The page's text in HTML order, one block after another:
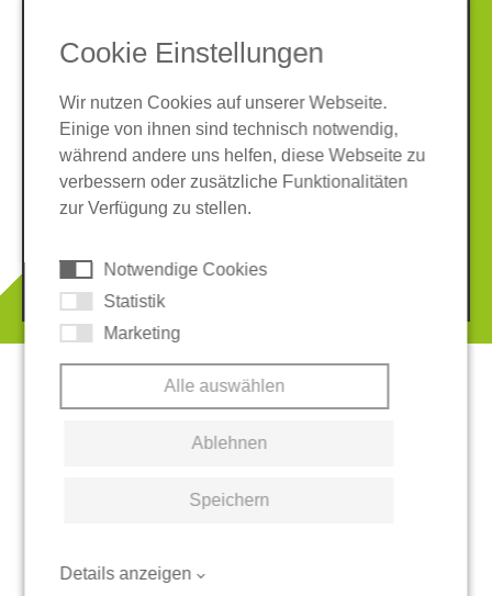
SOCIAL MEDIA
© 2026 REGUPOL Germany GmbH & Co. KG
Cookie Einstellungen
Wir nutzen Cookies auf unserer Webseite.
Einige von ihnen sind technisch notwendig,
während andere uns helfen, diese Webseite zu
verbessern oder zusätzliche Funktionalitäten
zur Verfügung zu stellen.
Notwendige Cookies
Statistik
Marketing
Alle auswählen
Ablehnen
Speichern
Details anzeigen